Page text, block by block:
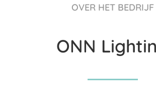
OVER HET BEDRIJF
ONN